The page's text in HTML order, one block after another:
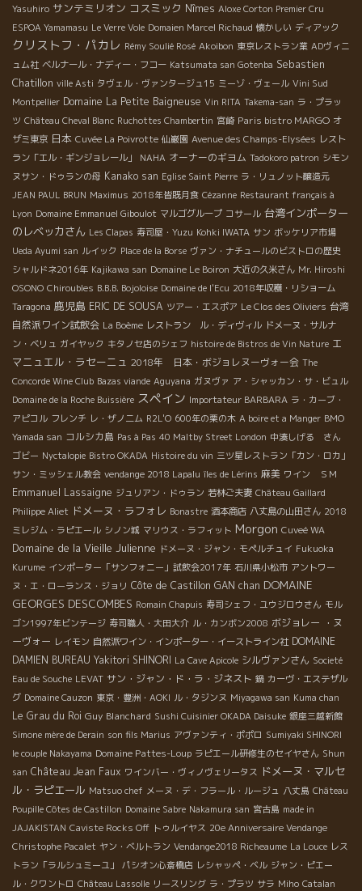
Yasuhiro サンテミリオン コスミック Nîmes Aloxe Corton Premier Cru
ESPOA Yamamasu Le Verre Vole Domaien Marcel Richaud 懐かしい ディアック
クリストフ・パカレ Rémy Soulié Rosé Akoibon 東京レストラン業 ADヴィニ
ュム社 ベルナール・ナディー・フコー Katsumata san Gotenba Sebastien
Chatillon ville Asti タヴェル・ヴァンタージュ15 ミーゾ・ヴェール Vini Sud
Montpellier Domaine La Petite Baigneuse Vin RITA Takema-san ラ・プラッ
ツ Château Cheval Blanc Ruchottes Chambertin 宮崎 Paris bistro MARGO オ
ザミ東京 日本 Cuvée La Poivrotte 仙巌園 Avenue des Champs-Elysées レスト
ラン「エル・ギンジョレール」
NAHA オーナーのギヨム Tadokoro patron シモン
ヌサン・ドゥランの母 Kanako san Eglise Saint Pierre ラ・リュノット醸造元
JEAN PAUL BRUN Maximus 2018年皆既月食 Cézanne Restaurant français à
Lyon Domaine Emmanuel Giboulot マルゴグループ コサール 台湾インポーター
のレベッカさん Les Clapas 寿司屋・Yuzu Kohki IWATA サン ボッケリア市場
Ueda Ayumi san ルイック Place de la Borse ヴァン・ナチュールのビストロの歴史
シャルドネ2016年 Kajikawa san Domaine Le Boiron 大近の久米さん Mr. Hiroshi
OSONO Chiroubles B.B.B. Bojoloise Domaine de l'Ecu 2018年収穫・リショーム
Taragona 鹿児島 ERIC DE SOUSA ツアー・エスポア Le Clos des Oliviers 台湾
自然派ワイン試飲会 La Boème レストラン ル・ディヴィル ドメーヌ・サルナ
ン・ベリュ ガイヤック キタノセ店のシェフ histoire de Bistros de Vin Nature エ
マニュエル・ラセーニュ 2018年 日本・ボジョレヌーヴォー会 The
Concorde Wine Club Bazas viande Aguyana ガヌヴァ ア・シャッカン・サ・ビュル
Domaine de la Roche Buissière スペイン Importateur BARBARA ラ・カーブ・
アピコル フレンチ レ・ザノ二ム R2L'O 600年の栗の木 A boire et a Manger BMO
Yamada san コルシカ島 Pas à Pas 40 Maltby Street London 中湊しげる さん
ゴビー Nyctalopie Bistro OKADA Histoire du vin 三ツ星レストラン「カン・ロカ」
サン・ミッシェル教会 vendange 2018 Lapalu îles de Lérins 麻美 ワイン ＳＭ
Emmanuel Lassaigne ジュリアン・ドゥラン 若林ご夫妻 Château Gaillard
Philippe Aliet ドメーヌ・ラフォレ Bonastre 酒本商店 八丈島の山田さん 2018
ミレジム・ラピエール シノン城 マリウス・ラフィット Morgon Cuveé WA
Domaine de la Vieille Julienne ドメーヌ・ジャン・モペルチュイ Fukuoka
Kurume インポーター「サンフォニー」試飲会2017年 石川県小松市 アントワー
ヌ・エ・ローランス・ジョリ Côte de Castillon GAN chan DOMAINE
GEORGES DESCOMBES Romain Chapuis 寿司シェフ・ユウジロウさん モル
ゴン1997年ビンテージ 寿司職人・大田大介 ル・カンボン2008 ボジョレー ・ヌ
ーヴォー レイモン 自然派ワイン・インポーター・イーストライン社 DOMAINE
DAMIEN BUREAU Yakitori SHINORI La Cave Apicole シルヴァンさん Societé
Eau de Souche LEVAT サン・ジャン・ド・ラ・ジネスト 鍋 カーヴ・エステザル
グ Domaine Cauzon 東京・豊洲・AOKI ル・タジンヌ Miyagawa san Kuma chan
Le Grau du Roi Guy Blanchard Sushi Cuisinier OKADA Daisuke 銀座三越新館
Simone mère de Derain son fils Marius アヴァンティ・ポポロ Sumiyaki SHINORI
le couple Nakayama Domaine Pattes-Loup ラピエール研修生のセイヤさん Shun
san Château Jean Faux ワインバー・ヴィノヴェリータス ドメーヌ・マルセ
ル・ラピエール Matsuo chef メーヌ・デ・フラール・ルージュ 八丈島 Château
Poupille Côtes de Castillon Domaine Sabre Nakamura san 宮古島 made in
JAJAKISTAN Caviste Rocks Off トゥルイヤス 20e Anniversaire Vendange
Christophe Pacalet ヤン・ベルトラン Vendange2018 Richeaume La Louce レス
トラン「ラルシュミーユ」
パシオン心斎橋店 レシャッペ・ベル ジャン・ピエー
ル・クワントロ Château Lassolle リースリング ラ・プラツ サラ Miho Catalan